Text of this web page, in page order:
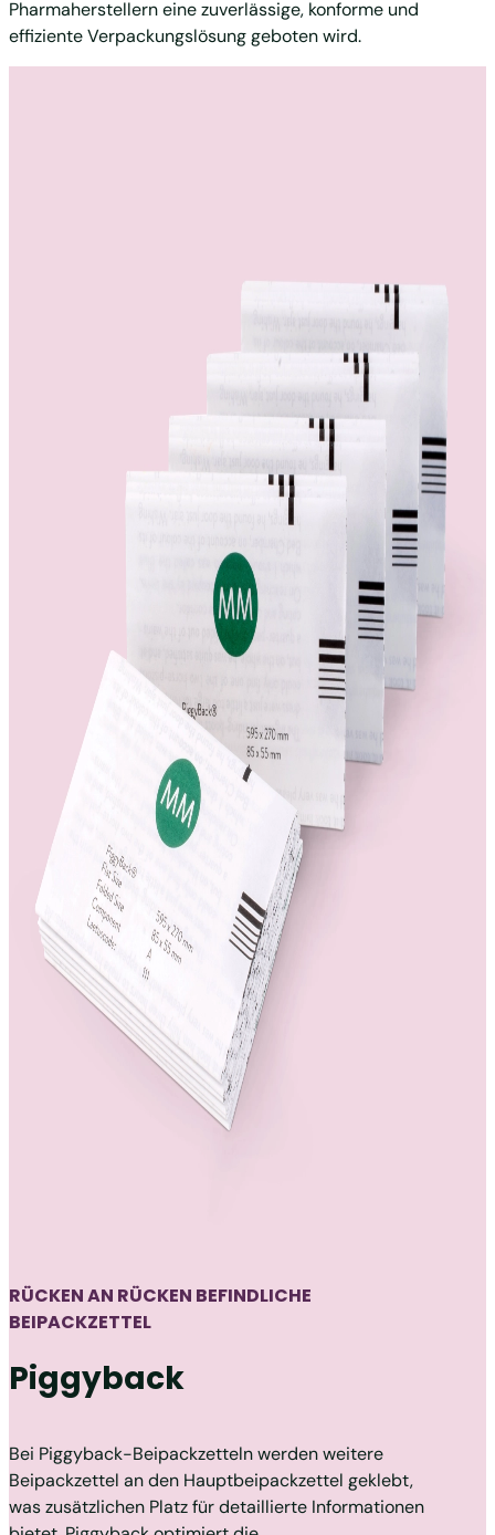
Pharmaherstellern eine zuverlässige, konforme und
effiziente Verpackungslösung geboten wird.
RÜCKEN AN RÜCKEN BEFINDLICHE
BEIPACKZETTEL
Piggyback
Bei Piggyback-Beipackzetteln werden weitere
Beipackzettel an den Hauptbeipackzettel geklebt,
was zusätzlichen Platz für detaillierte Informationen